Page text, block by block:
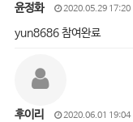
윤정화 2020.05.29 17:20
yun8686 참여완료
후이리 2020.06.01 19:04